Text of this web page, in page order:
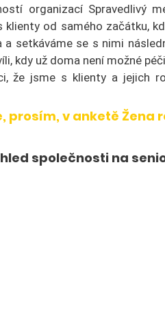
organizací Spravedlivý
klienty od samého začátku,
a setkáváme se s nimi
kdy už doma není možné
že jsme s klienty a jejich
prosím, v anketě Žena
společnosti na